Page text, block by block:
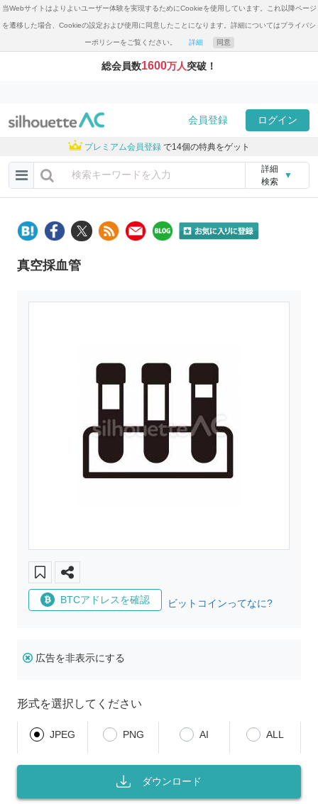
当Webサイトはよりよいユーザー体験を実現するためにCookieを使用しています。これ以降ページ
を遷移した場合、Cookieの設定および使用に同意したことになります。詳細についてはプライバシ
ーポリシーをご覧ください。 詳細 同意
総会員数1600万人突破！
会員登録 ログイン
プレミアム会員登録 で14個の特典をゲット
詳細
検索
▼
真空採血管
BTCアドレスを確認 ビットコインってなに?
広告を非表示にする
形式を選択してください
JPEG PNG AI ALL
ダウンロード